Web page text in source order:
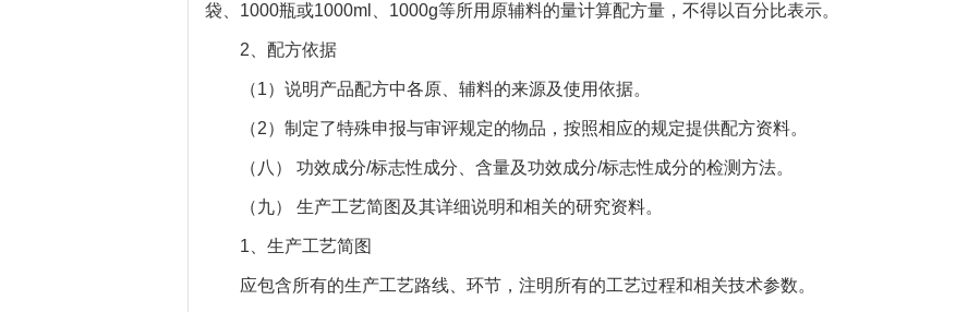
袋、1000瓶或1000ml、1000g等所用原辅料的量计算配方量，不得以百分比表示。
2、配方依据
（1）说明产品配方中各原、辅料的来源及使用依据。
（2）制定了特殊申报与审评规定的物品，按照相应的规定提供配方资料。
（八） 功效成分/标志性成分、含量及功效成分/标志性成分的检测方法。
（九） 生产工艺简图及其详细说明和相关的研究资料。
1、生产工艺简图
应包含所有的生产工艺路线、环节，注明所有的工艺过程和相关技术参数。